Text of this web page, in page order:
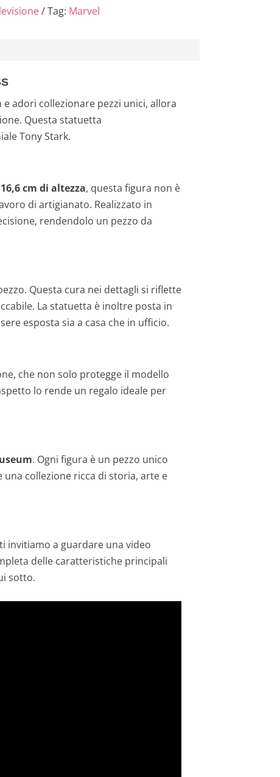
Tag: Marvel
adori collezionare pezzi unici, allora
Questa statuetta
Tony Stark.
16,6 cm di altezza, questa figura non è
di artigianato. Realizzato in
rendendolo un pezzo da
Questa cura nei dettagli si riflette
La statuetta è inoltre posta in
esposta sia a casa che in ufficio.
che non solo protegge il modello
lo rende un regalo ideale per
. Ogni figura è un pezzo unico
collezione ricca di storia, arte e
invitiamo a guardare una video
delle caratteristiche principali
sotto.